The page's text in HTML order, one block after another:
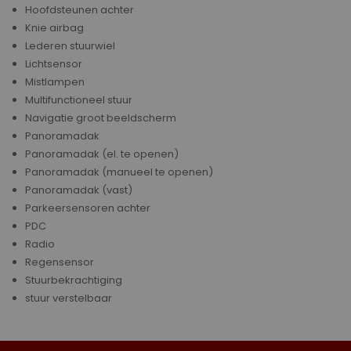
Hoofdsteunen achter
Knie airbag
Lederen stuurwiel
Lichtsensor
Mistlampen
Multifunctioneel stuur
Navigatie groot beeldscherm
Panoramadak
Panoramadak (el. te openen)
Panoramadak (manueel te openen)
Panoramadak (vast)
Parkeersensoren achter
PDC
Radio
Regensensor
Stuurbekrachtiging
stuur verstelbaar